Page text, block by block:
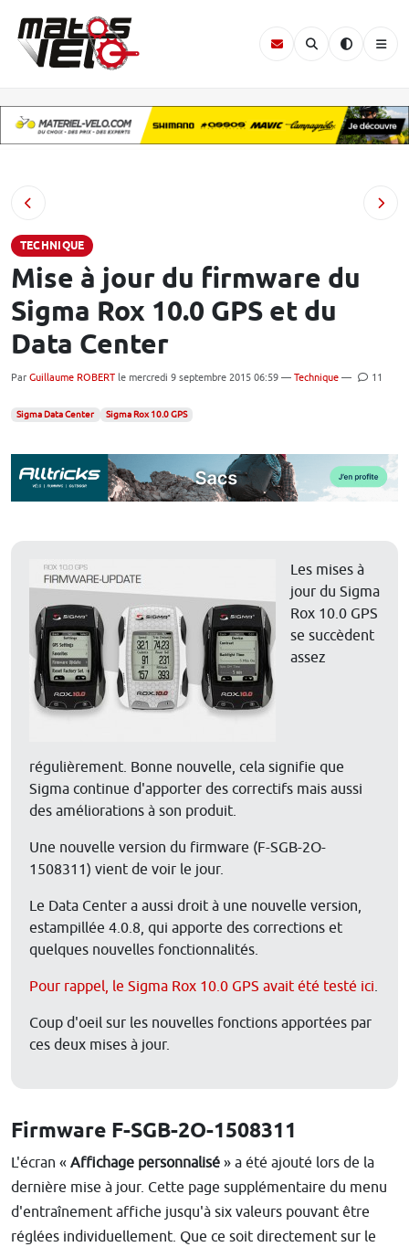
TECHNIQUE
Mise à jour du firmware du
Sigma Rox 10.0 GPS et du
Data Center
Par Guillaume ROBERT le mercredi 9 septembre 2015 06:59 — Technique — 11
Sigma Data Center Sigma Rox 10.0 GPS
Les mises à
jour du Sigma
Rox 10.0 GPS
se succèdent
assez
régulièrement. Bonne nouvelle, cela signifie que
Sigma continue d'apporter des correctifs mais aussi
des améliorations à son produit.
Une nouvelle version du firmware (F-SGB-2O-
1508311) vient de voir le jour.
Le Data Center a aussi droit à une nouvelle version,
estampillée 4.0.8, qui apporte des corrections et
quelques nouvelles fonctionnalités.
Pour rappel, le Sigma Rox 10.0 GPS avait été testé ici.
Coup d'oeil sur les nouvelles fonctions apportées par
ces deux mises à jour.
Firmware F-SGB-2O-1508311
L'écran « Affichage personnalisé » a été ajouté lors de la
dernière mise à jour. Cette page supplémentaire du menu
d'entraînement affiche jusqu'à six valeurs pouvant être
réglées individuellement. Que ce soit directement sur le